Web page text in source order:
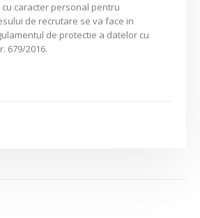
caracter personal pentru
de recrutare se va face in
de protectie a datelor cu
679/2016.